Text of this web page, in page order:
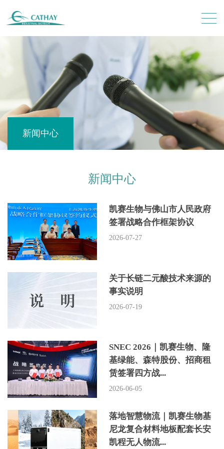
新闻中心
新闻中心
凯赛生物与佛山市人民政府
签署战略合作框架协议
2026-07-27
关于长链二元酸技术来源的
事实说明
2026-07-19
SNEC 2026｜凯赛生物、隆
基绿能、森特股份、招商租
赁签署四方战...
2026-06-05
落地智慧物流｜凯赛生物基
尼龙复合材料地板配套长安
凯程无人物流...